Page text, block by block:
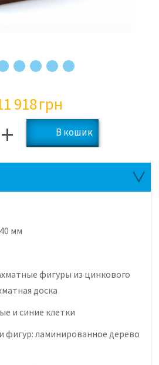
918грн
+
мм
фигуры из цинкового
доска
и синие клетки
фигур: ламинированное дерево